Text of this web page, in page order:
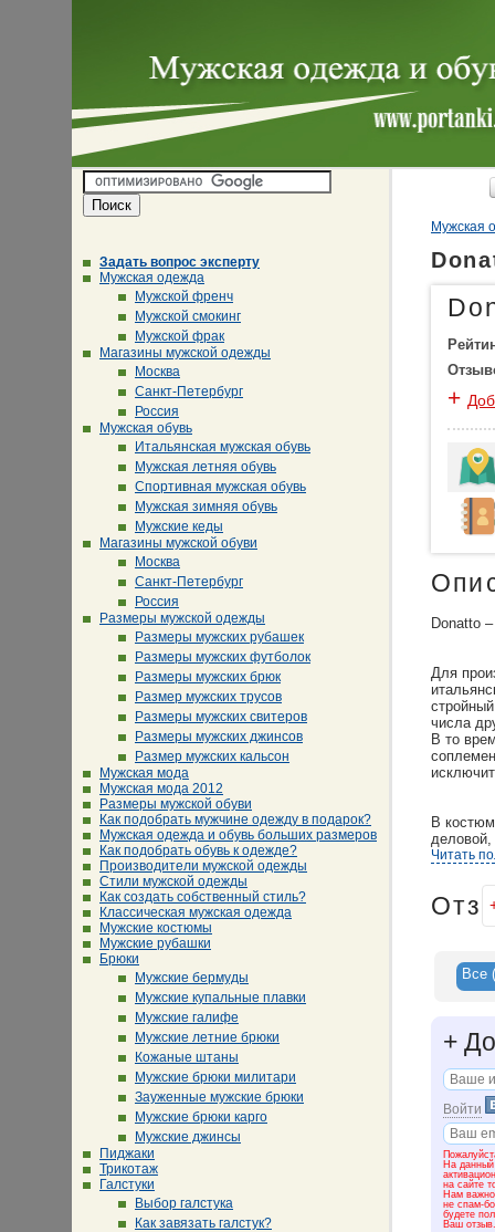
Задать вопрос эксперту
Мужская одежда
Мужской френч
Мужской смокинг
Мужской фрак
Магазины мужской одежды
Москва
Санкт-Петербург
Россия
Мужская обувь
Итальянская мужская обувь
Мужская летняя обувь
Спортивная мужская обувь
Мужская зимняя обувь
Мужские кеды
Магазины мужской обуви
Москва
Санкт-Петербург
Россия
Размеры мужской одежды
Размеры мужских рубашек
Размеры мужских футболок
Размеры мужских брюк
Размер мужских трусов
Размеры мужских свитеров
Размеры мужских джинсов
Размер мужских кальсон
Мужская мода
Мужская мода 2012
Размеры мужской обуви
Как подобрать мужчине одежду в подарок?
Мужская одежда и обувь больших размеров
Как подобрать обувь к одежде?
Производители мужской одежды
Стили мужской одежды
Как создать собственный стиль?
Классическая мужская одежда
Мужские костюмы
Мужские рубашки
Брюки
Мужские бермуды
Мужские купальные плавки
Мужские галифе
Мужские летние брюки
Кожаные штаны
Мужские брюки милитари
Зауженные мужские брюки
Мужские брюки карго
Мужские джинсы
Пиджаки
Трикотаж
Галстуки
Выбор галстука
Как завязать галстук?
Мужская
+
Donatto
Для
числа
В то
В
Он не
серых
можно
Читать
Все
+
Войти
На данный
на сайте
Нам важно
не спам-
будете
Ваш отзыв.